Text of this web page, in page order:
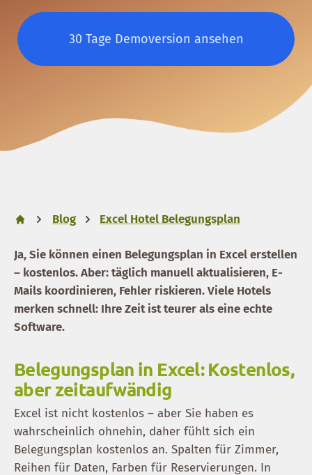
30 Tage Demoversion ansehen
Blog Excel Hotel Belegungsplan
Ja, Sie können einen Belegungsplan in Excel erstellen
– kostenlos. Aber: täglich manuell aktualisieren, E-
Mails koordinieren, Fehler riskieren. Viele Hotels
merken schnell: Ihre Zeit ist teurer als eine echte
Software.
Belegungsplan in Excel: Kostenlos,
aber zeitaufwändig
Excel ist nicht kostenlos – aber Sie haben es
wahrscheinlich ohnehin, daher fühlt sich ein
Belegungsplan kostenlos an. Spalten für Zimmer,
Reihen für Daten, Farben für Reservierungen. In